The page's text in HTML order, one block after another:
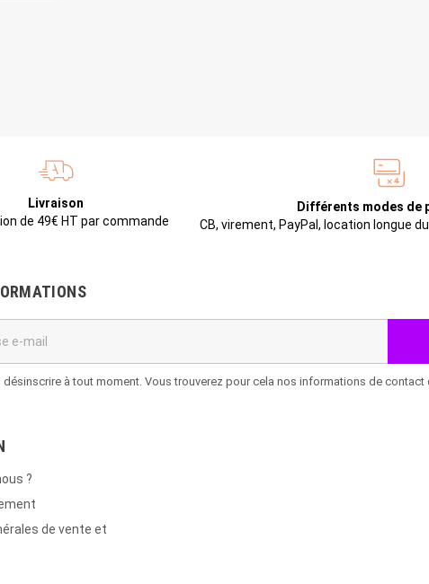
Livraison
de 49€ HT par commande
Différents modes de
CB, virement, PayPal, location longue
désinscrire à tout moment. Vous trouverez pour cela nos informations de
?
de vente et